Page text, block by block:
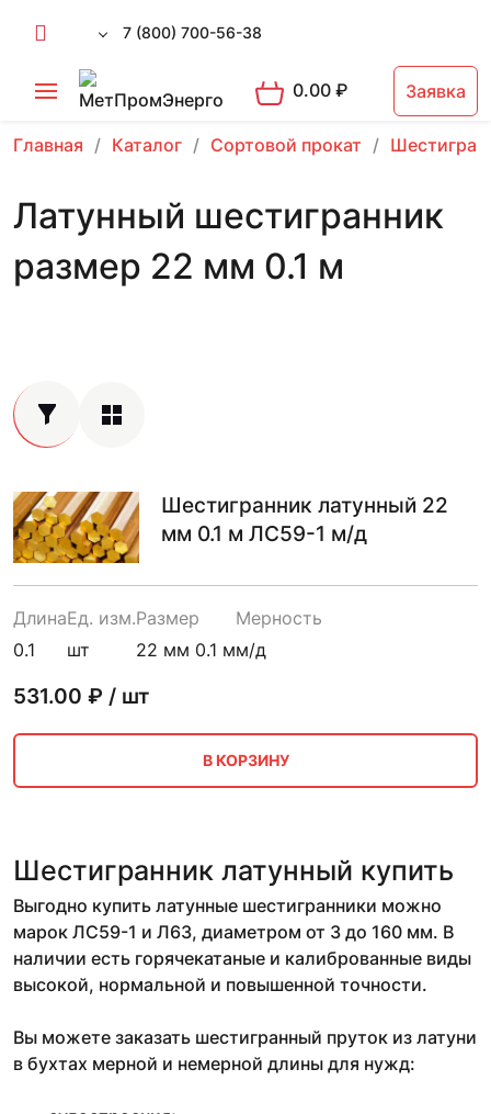
7 (800) 700-56-38
0.00₽ Заявка
Главная Каталог Сортовой прокат
Латунный шестигранник
размер 22 мм 0.1 м
Шестигранник латунный 22
мм 0.1 м ЛС59-1 м/д
Длина
0.1
Ед. изм.
шт
Размер
22 мм 0.1 м
Мерность
м/д
531.00 ₽ / шт
В КОРЗИНУ
Шестигранник латунный купить
Выгодно купить латунные шестигранники можно
марок ЛС59-1 и Л63, диаметром от 3 до 160 мм. В
наличии есть горячекатаные и калиброванные виды
высокой, нормальной и повышенной точности.
Вы можете заказать шестигранный пруток из латуни
в бухтах мерной и немерной длины для нужд: